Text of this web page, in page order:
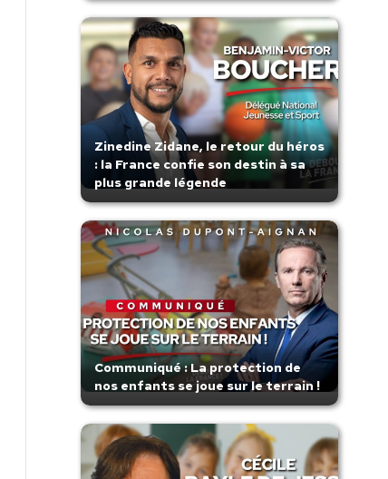
Zinedine Zidane, le retour du héros
: la France confie son destin à sa
plus grande légende
Communiqué : La protection de
nos enfants se joue sur le terrain !